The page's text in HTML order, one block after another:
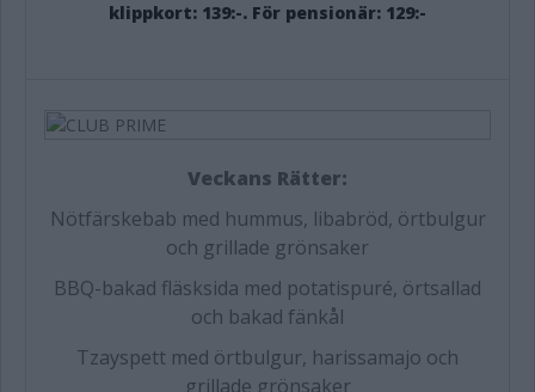
klippkort: 139:-. För pensionär: 129:-
Veckans Rätter:
Nötfärskebab med hummus, libabröd, örtbulgur
och grillade grönsaker
BBQ-bakad fläsksida med potatispuré, örtsallad
och bakad fänkål
Tzayspett med örtbulgur, harissamajo och
grillade grönsaker